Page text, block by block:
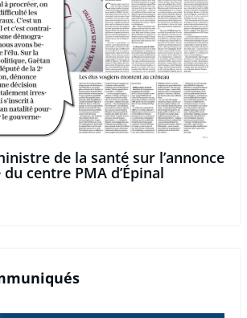
de la santé sur l’annonce
centre PMA d’Épinal